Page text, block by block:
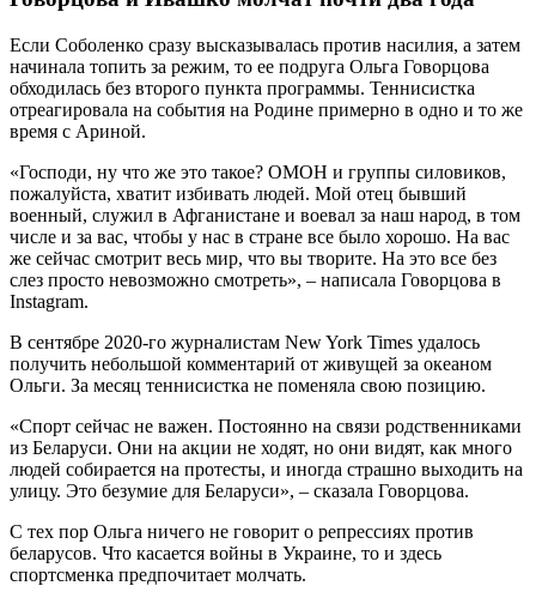
Если Соболенко сразу высказывалась против насилия, а затем
начинала топить за режим, то ее подруга Ольга Говорцова
обходилась без второго пункта программы. Теннисистка
отреагировала на события на Родине примерно в одно и то же
время с Ариной.
«Господи, ну что же это такое? ОМОН и группы силовиков,
пожалуйста, хватит избивать людей. Мой отец бывший
военный, служил в Афганистане и воевал за наш народ, в том
числе и за вас, чтобы у нас в стране все было хорошо. На вас
же сейчас смотрит весь мир, что вы творите. На это все без
слез просто невозможно смотреть», – написала Говорцова в
Instagram.
В сентябре 2020-го журналистам New York Times удалось
получить небольшой комментарий от живущей за океаном
Ольги. За месяц теннисистка не поменяла свою позицию.
«Спорт сейчас не важен. Постоянно на связи родственниками
из Беларуси. Они на акции не ходят, но они видят, как много
людей собирается на протесты, и иногда страшно выходить на
улицу. Это безумие для Беларуси», – сказала Говорцова.
С тех пор Ольга ничего не говорит о репрессиях против
беларусов. Что касается войны в Украине, то и здесь
спортсменка предпочитает молчать.